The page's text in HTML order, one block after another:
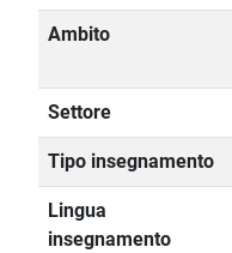
Ambito
Settore
Tipo insegnamento
Lingua
insegnamento